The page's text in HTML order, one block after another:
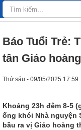
Báo Tuổi Trẻ:
tân Giáo
Thứ sáu - 09/05/2025 17:59
Khoảng 23h đêm 8-5
ống khói Nhà nguyện
bầu ra vị Giáo hoàng